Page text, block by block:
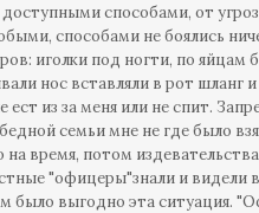
способами, от
способами не боялись
иголки под ногти, по яйцам
нос вставляли в рот шланг
ест из за меня или не спит.
семьи мне не где было
на время, потом
"офицеры"знали и видели
было выгодно эта ситуация.